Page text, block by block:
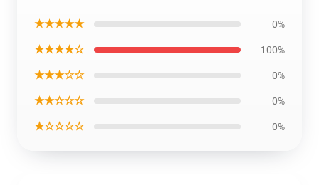
★★★★★ 0%
★★★★☆ 100%
★★★☆☆ 0%
★★☆☆☆ 0%
★☆☆☆☆ 0%